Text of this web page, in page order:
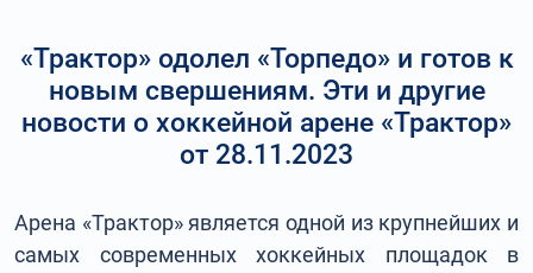
«Трактор» одолел «Торпедо» и готов к
новым свершениям. Эти и другие
новости о хоккейной арене «Трактор»
от 28.11.2023
Арена «Трактор» является одной из крупнейших и
самых современных хоккейных площадок в